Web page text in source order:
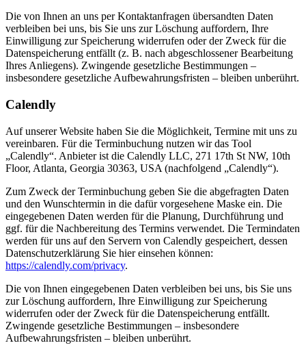
Die von Ihnen an uns per Kontaktanfragen übersandten Daten
verbleiben bei uns, bis Sie uns zur Löschung auffordern, Ihre
Einwilligung zur Speicherung widerrufen oder der Zweck für die
Datenspeicherung entfällt (z. B. nach abgeschlossener Bearbeitung
Ihres Anliegens). Zwingende gesetzliche Bestimmungen –
insbesondere gesetzliche Aufbewahrungsfristen – bleiben unberührt.
Calendly
Auf unserer Website haben Sie die Möglichkeit, Termine mit uns zu
vereinbaren. Für die Terminbuchung nutzen wir das Tool
„Calendly“. Anbieter ist die Calendly LLC, 271 17th St NW, 10th
Floor, Atlanta, Georgia 30363, USA (nachfolgend „Calendly“).
Zum Zweck der Terminbuchung geben Sie die abgefragten Daten
und den Wunschtermin in die dafür vorgesehene Maske ein. Die
eingegebenen Daten werden für die Planung, Durchführung und
ggf. für die Nachbereitung des Termins verwendet. Die Termindaten
werden für uns auf den Servern von Calendly gespeichert, dessen
Datenschutzerklärung Sie hier einsehen können:
https://calendly.com/privacy.
Die von Ihnen eingegebenen Daten verbleiben bei uns, bis Sie uns
zur Löschung auffordern, Ihre Einwilligung zur Speicherung
widerrufen oder der Zweck für die Datenspeicherung entfällt.
Zwingende gesetzliche Bestimmungen – insbesondere
Aufbewahrungsfristen – bleiben unberührt.